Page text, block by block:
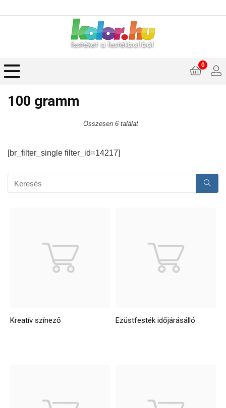
0
100 gramm
Összesen 6 találat
[br_filter_single filter_id=14217]
Kreatív színező Ezüstfesték időjárásálló